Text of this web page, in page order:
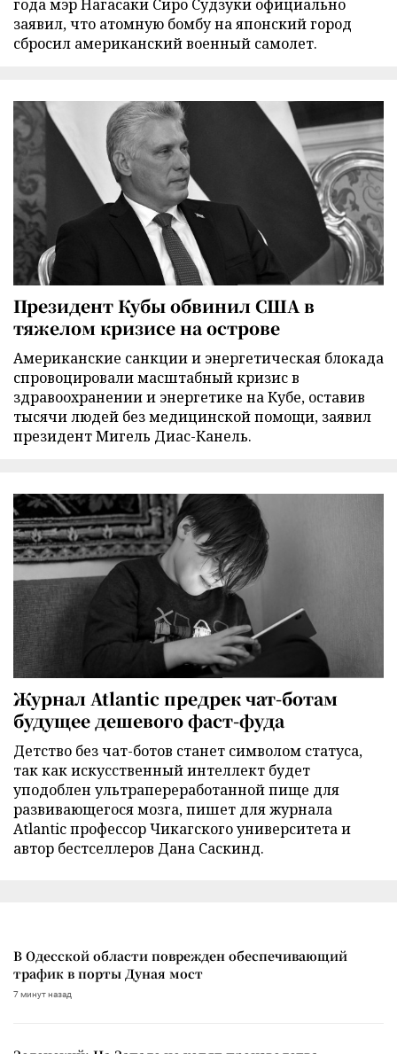
года мэр Нагасаки Сиро Судзуки официально
заявил, что атомную бомбу на японский город
сбросил американский военный самолет.
Президент Кубы обвинил США в
тяжелом кризисе на острове
Американские санкции и энергетическая блокада
спровоцировали масштабный кризис в
здравоохранении и энергетике на Кубе, оставив
тысячи людей без медицинской помощи, заявил
президент Мигель Диас-Канель.
Журнал Atlantic предрек чат-ботам
будущее дешевого фаст-фуда
Детство без чат-ботов станет символом статуса,
так как искусственный интеллект будет
уподоблен ультрапереработанной пище для
развивающегося мозга, пишет для журнала
Atlantic профессор Чикагского университета и
автор бестселлеров Дана Саскинд.
В Одесской области поврежден обеспечивающий
трафик в порты Дуная мост
7 минут назад